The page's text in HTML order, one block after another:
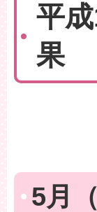
平
果
5月